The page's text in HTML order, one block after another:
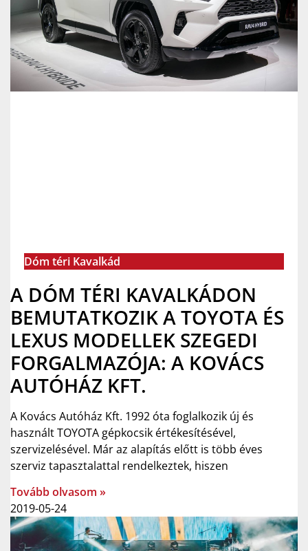
Dóm téri Kavalkád
A DÓM TÉRI KAVALKÁDON
BEMUTATKOZIK A TOYOTA ÉS
LEXUS MODELLEK SZEGEDI
FORGALMAZÓJA: A KOVÁCS
AUTÓHÁZ KFT.
A Kovács Autóház Kft. 1992 óta foglalkozik új és
használt TOYOTA gépkocsik értékesítésével,
szervizelésével. Már az alapítás előtt is több éves
szerviz tapasztalattal rendelkeztek, hiszen
Tovább olvasom »
2019-05-24